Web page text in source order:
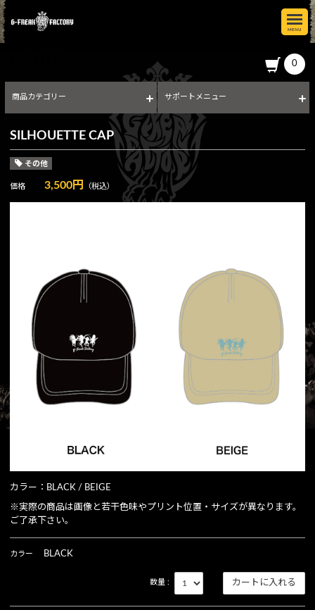
MENU
0
商品カテゴリー サポートメニュー
SILHOUETTE CAP
その他
価格 3,500円 （税込）
カラー：BLACK / BEIGE
※実際の商品は画像と若干色味やプリント位置・サイズが異なります。
ご了承下さい。
カラー BLACK
数量 :